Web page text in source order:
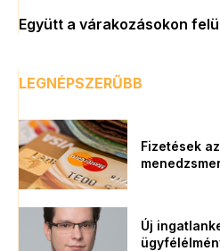
Együtt a várakozásokon
LEGNÉPSZERŰBB
Fizetések
Új